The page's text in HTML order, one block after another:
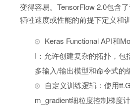
变得容易。TensorFlow 2.0包含
牺牲速度或性能的前提下定义和
Keras Functional API和
I：允许创建复杂的拓扑，包
多输入/输出模型和命令式的
自定义训练逻辑：使用
m_gradient细粒度控制梯度计